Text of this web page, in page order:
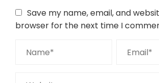
Save my name, email, and
browser for the next time I